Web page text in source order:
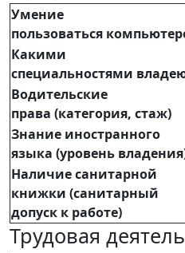
Умение
пользоваться
Какими
специальностями
Водительские
права (категория, стаж)
Знание иностранного
языка (уровень
Наличие санитарной
книжки (санитарный
допуск к работе)
Трудовая